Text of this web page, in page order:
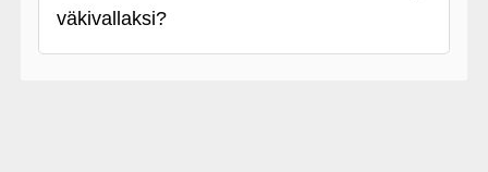
väkivallaksi?